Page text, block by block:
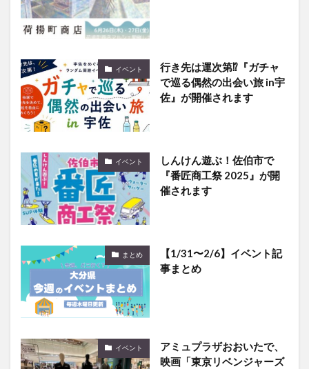
イベント
行き先は運次第⁉『ガチャ
で巡る偶然の出会い旅 in宇
佐』が開催されます
イベント
しんけん遊ぶ！佐伯市で
『番匠商工祭 2025』が開
催されます
まとめ
【1/31〜2/6】イベント記
事まとめ
イベント
アミュプラザおおいたで、
映画「東京リベンジャーズ